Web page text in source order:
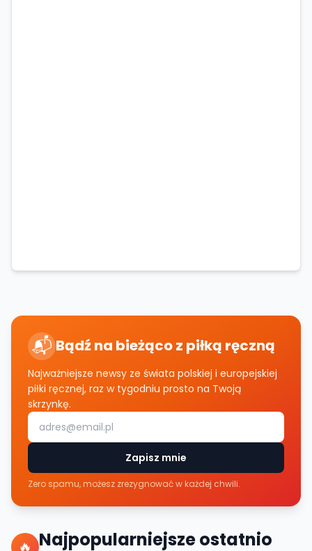
📬 Bądź na bieżąco z piłką ręczną
Najważniejsze newsy ze świata polskiej i europejskiej
piłki ręcznej, raz w tygodniu prosto na Twoją
skrzynkę.
Zapisz mnie
Zero spamu, możesz zrezygnować w każdej chwili.
🔥 Najpopularniejsze ostatnio